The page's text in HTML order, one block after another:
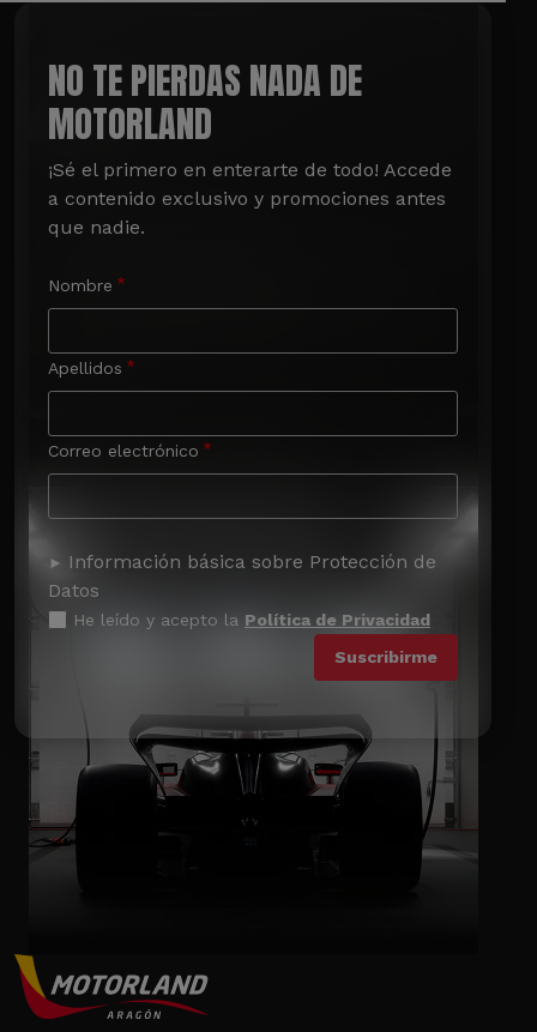
NO TE PIERDAS NADA DE
MOTORLAND
¡Sé el primero en enterarte de todo! Accede
a contenido exclusivo y promociones antes
que nadie.
Nombre
Apellidos
Correo electrónico
Información básica sobre Protección de
Datos
He leído y acepto la Política de Privacidad